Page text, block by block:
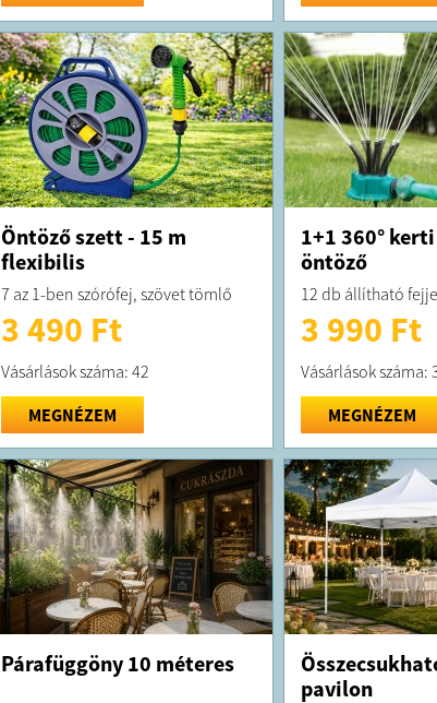
Öntöző szett - 15 m
flexibilis
7 az 1-ben szórófej, szövet tömlő
3 490 Ft
Vásárlások száma: 42
MEGNÉZEM
1+1 360°
öntöző
12 db állítható
3 990 Ft
Vásárlások száma:
MEGNÉZEM
Párafüggöny 10 méteres
pavilon